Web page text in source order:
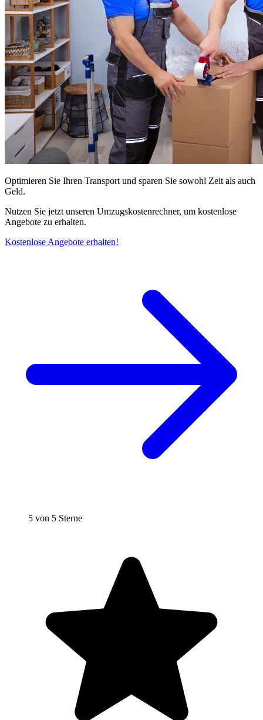
Optimieren Sie Ihren Transport und sparen Sie sowohl Zeit als auch
Geld.
Nutzen Sie jetzt unseren Umzugskostenrechner, um kostenlose
Angebote zu erhalten.
Kostenlose Angebote erhalten!
5 von 5 Sterne